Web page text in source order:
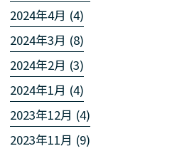
2024年4月 (4)
2024年3月 (8)
2024年2月 (3)
2024年1月 (4)
2023年12月 (4)
2023年11月 (9)